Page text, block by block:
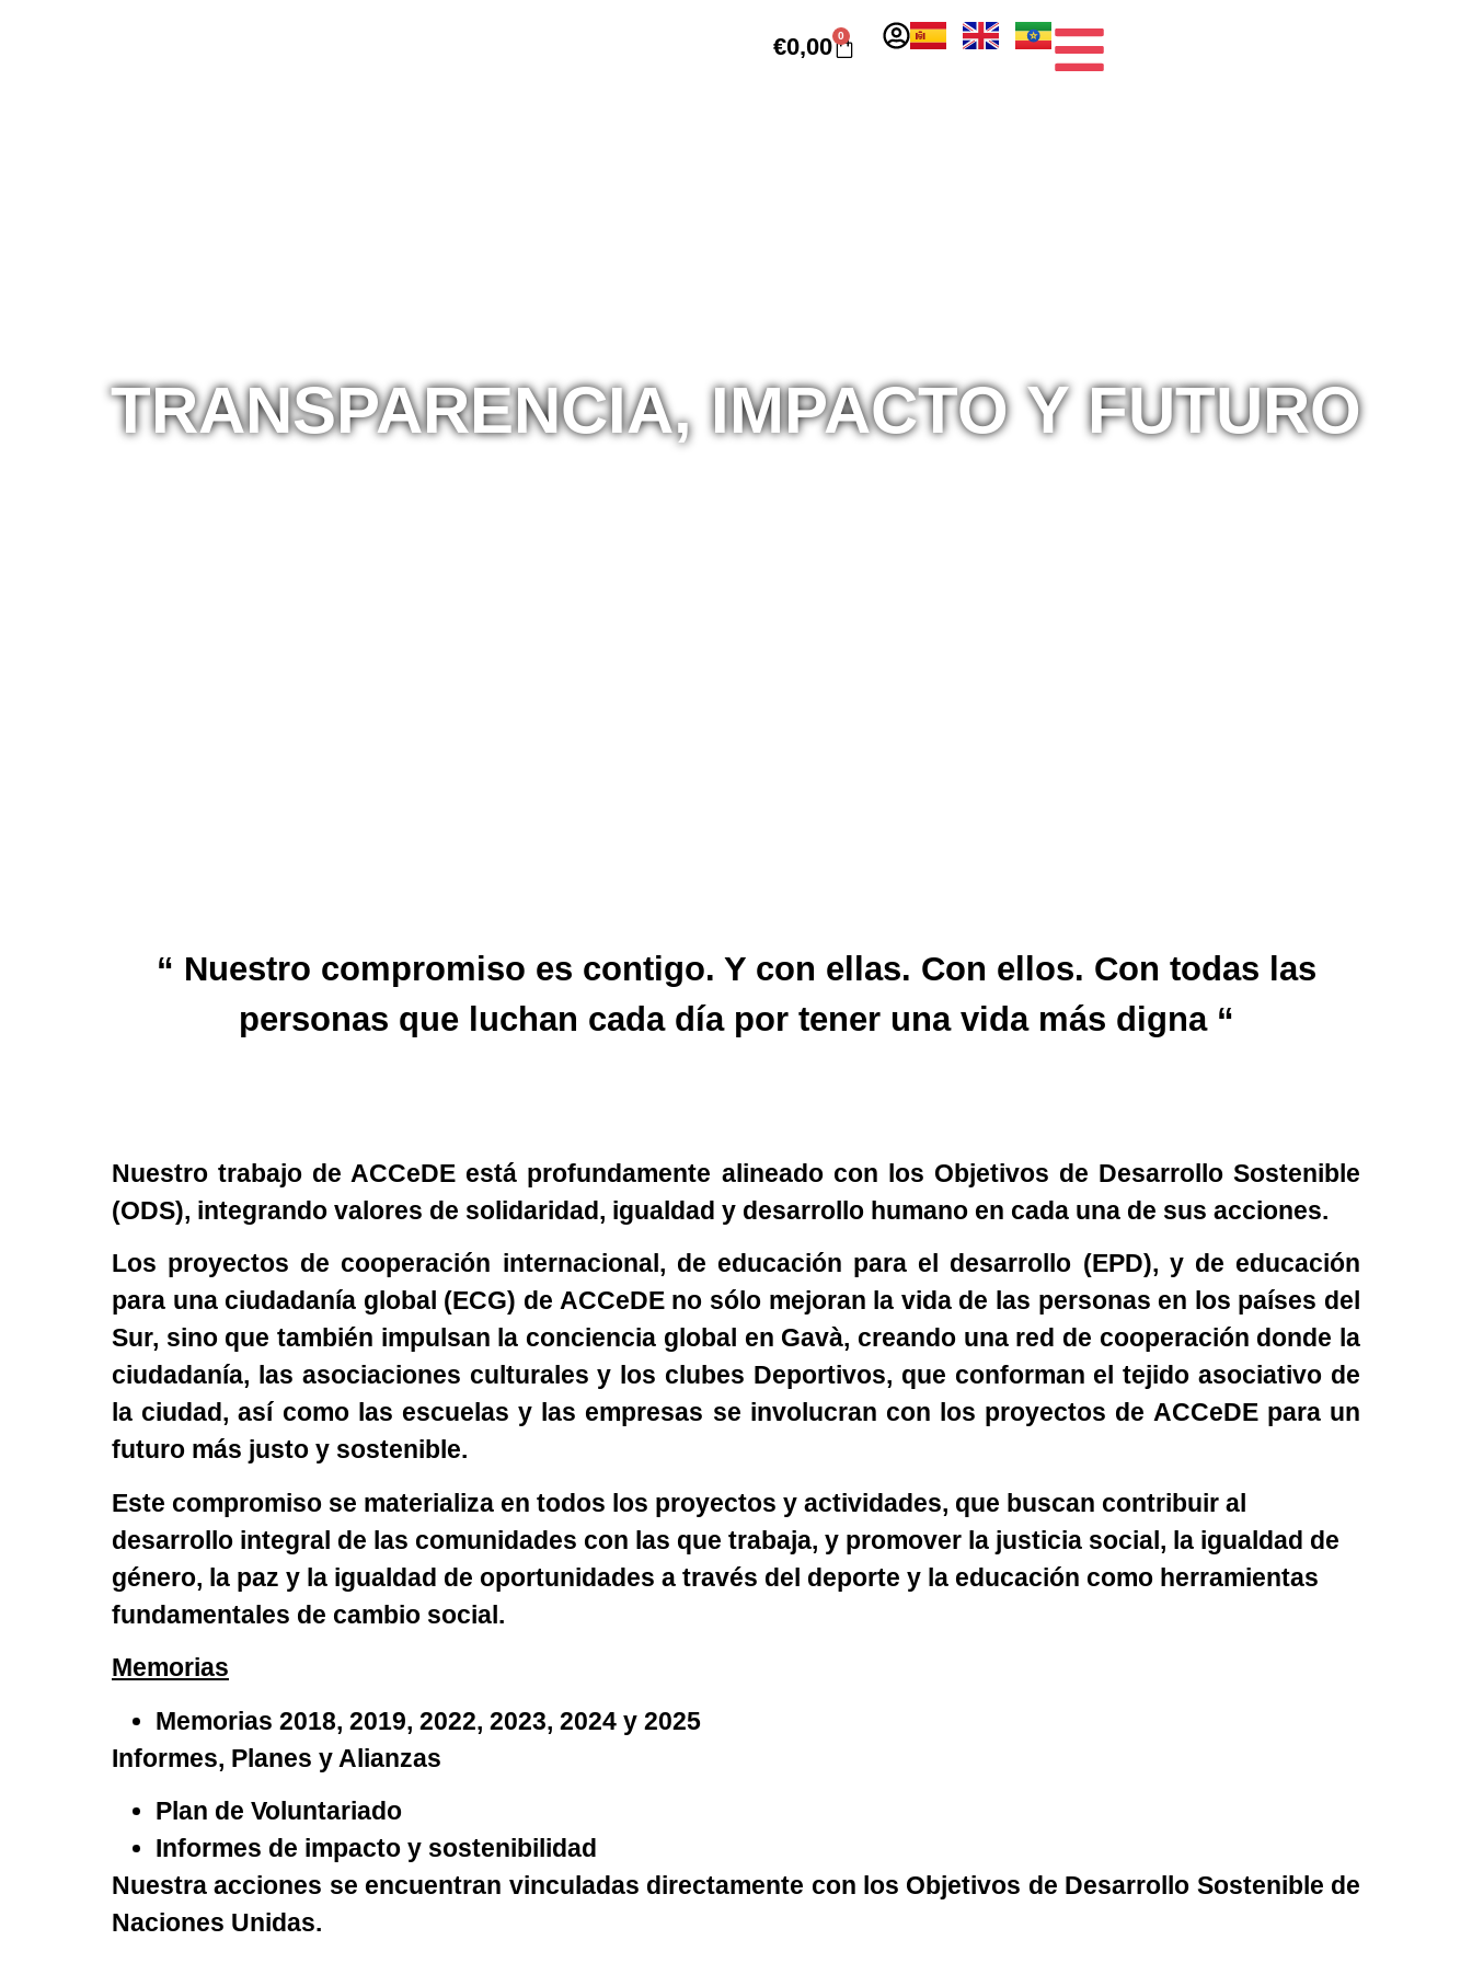
€0,00 0
TRANSPARENCIA, IMPACTO Y FUTURO
“ Nuestro compromiso es contigo. Y con ellas. Con ellos. Con todas las
personas que luchan cada día por tener una vida más digna “
Nuestro trabajo de ACCeDE está profundamente alineado con los Objetivos de Desarrollo Sostenible
(ODS), integrando valores de solidaridad, igualdad y desarrollo humano en cada una de sus acciones.
Los proyectos de cooperación internacional, de educación para el desarrollo (EPD), y de educación
para una ciudadanía global (ECG) de ACCeDE no sólo mejoran la vida de las personas en los países del
Sur, sino que también impulsan la conciencia global en Gavà, creando una red de cooperación donde la
ciudadanía, las asociaciones culturales y los clubes Deportivos, que conforman el tejido asociativo de
la ciudad, así como las escuelas y las empresas se involucran con los proyectos de ACCeDE para un
futuro más justo y sostenible.
Este compromiso se materializa en todos los proyectos y actividades, que buscan contribuir al
desarrollo integral de las comunidades con las que trabaja, y promover la justicia social, la igualdad de
género, la paz y la igualdad de oportunidades a través del deporte y la educación como herramientas
fundamentales de cambio social.
Memorias
Memorias 2018, 2019, 2022, 2023, 2024 y 2025
Informes, Planes y Alianzas
Plan de Voluntariado
Informes de impacto y sostenibilidad
Nuestra acciones se encuentran vinculadas directamente con los Objetivos de Desarrollo Sostenible de
Naciones Unidas.